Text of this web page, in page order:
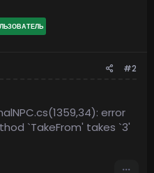
#2
error
`TakeFrom' takes `3'